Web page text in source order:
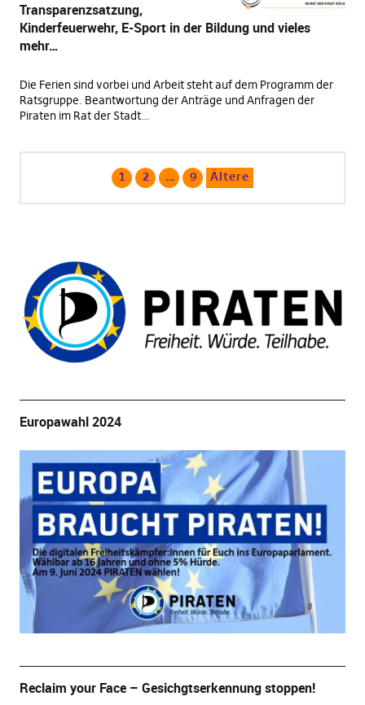
Transparenzsatzung,
Kinderfeuerwehr, E-Sport in der Bildung und vieles
mehr…
Die Ferien sind vorbei und Arbeit steht auf dem Programm der
Ratsgruppe. Beantwortung der Anträge und Anfragen der
Piraten im Rat der Stadt…
1 2 … 9 Ältere
Europawahl 2024
Reclaim your Face – Gesichgtserkennung stoppen!